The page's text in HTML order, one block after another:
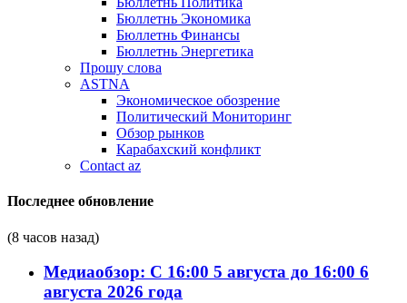
Бюллетнь Экономика
Бюллетнь Финансы
Бюллетнь Энергетика
Прошу слова
ASTNA
Экономическое обозрение
Политический Мониторинг
Обзор рынков
Карабахский конфликт
Contact az
Последнее обновление
(8 часов назад)
Медиаобзор: С 16:00 5 августа до 16:00 6
августа 2026 года